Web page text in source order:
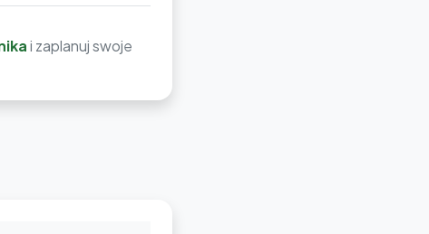
i zaplanuj swoje